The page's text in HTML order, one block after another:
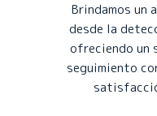
Brindamos un
desde la
ofreciendo un
seguimiento